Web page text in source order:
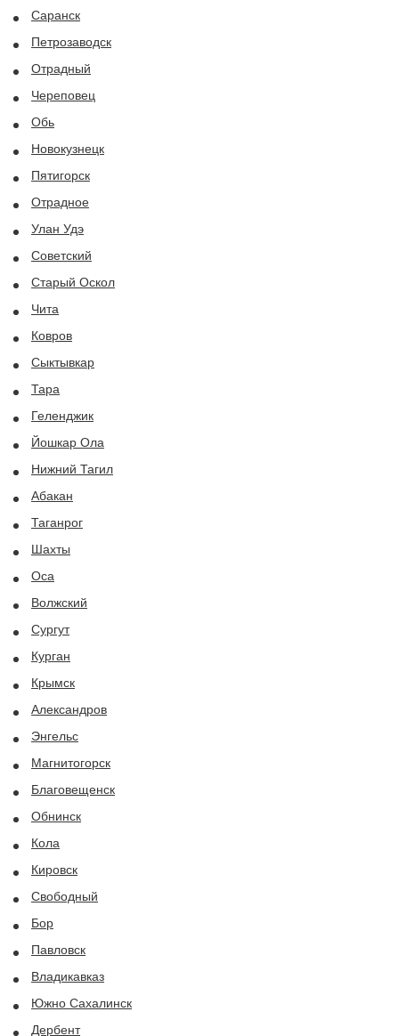
Саранск
Петрозаводск
Отрадный
Череповец
Обь
Новокузнецк
Пятигорск
Отрадное
Улан Удэ
Советский
Старый Оскол
Чита
Ковров
Сыктывкар
Тара
Геленджик
Йошкар Ола
Нижний Тагил
Абакан
Таганрог
Шахты
Оса
Волжский
Сургут
Курган
Крымск
Александров
Энгельс
Магнитогорск
Благовещенск
Обнинск
Кола
Кировск
Свободный
Бор
Павловск
Владикавказ
Южно Сахалинск
Дербент